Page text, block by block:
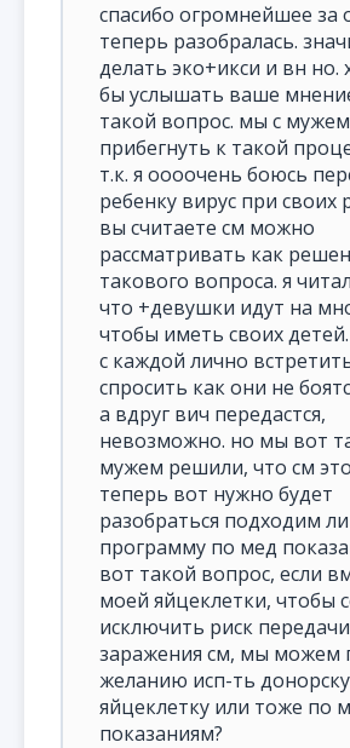
спасибо огромнейшее за
теперь разобралась.
делать эко+икси и вн но.
бы услышать ваше
такой вопрос. мы с
прибегнуть к такой
т.к. я оооочень боюсь
ребенку вирус при своих
вы считаете см можно
рассматривать как
такового вопроса. я
что +девушки идут на
чтобы иметь своих
с каждой лично
спросить как они не
а вдруг вич передастся,
невозможно. но мы вот
мужем решили, что см
теперь вот нужно будет
разобраться подходим
программу по мед
вот такой вопрос, если
моей яйцеклетки, чтобы
исключить риск
заражения см, мы можем
желанию исп-ть
яйцеклетку или тоже по
показаниям?